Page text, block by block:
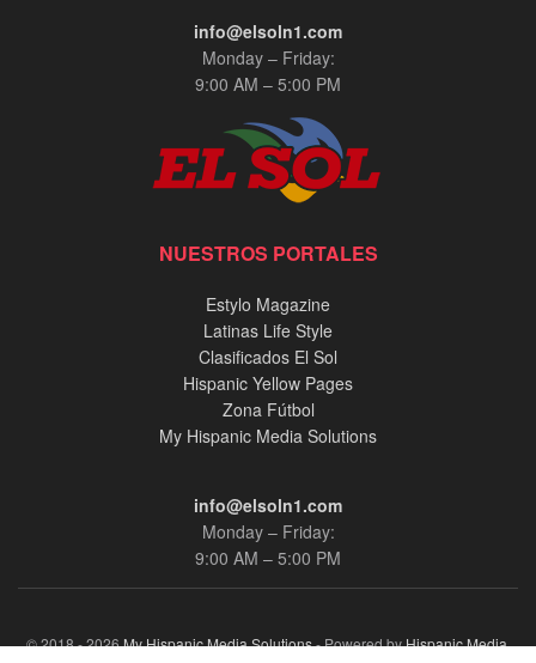
info@elsoln1.com
Monday – Friday:
9:00 AM – 5:00 PM
NUESTROS PORTALES
Estylo Magazine
Latinas Life Style
Clasificados El Sol
Hispanic Yellow Pages
Zona Fútbol
My Hispanic Media Solutions
info@elsoln1.com
Monday – Friday:
9:00 AM – 5:00 PM
© 2018 - 2026My Hispanic Media Solutions- Powered byHispanic Media,